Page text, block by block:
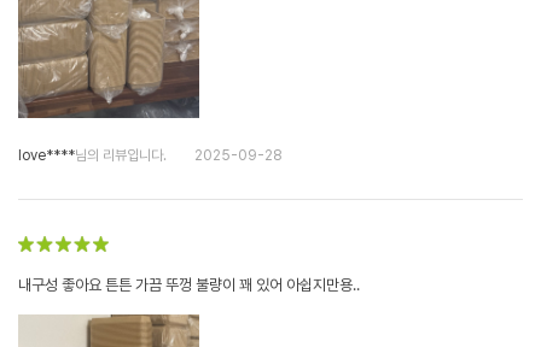
love****님의 리뷰입니다. 2025-09-28
내구성 좋아요 튼튼 가끔 뚜껑 불량이 꽤 있어 아쉽지만용..